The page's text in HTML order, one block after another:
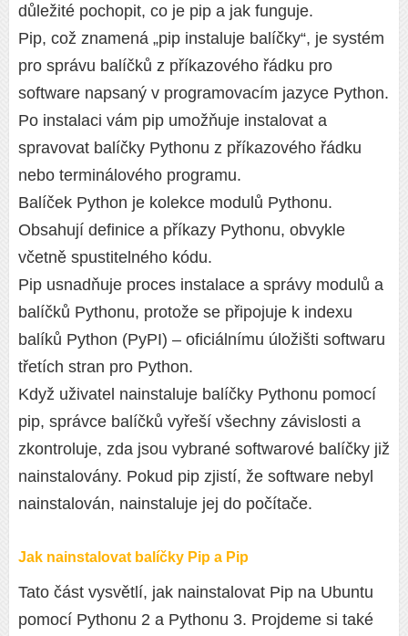
důležité pochopit, co je pip a jak funguje.
Pip, což znamená „pip instaluje balíčky“, je systém
pro správu balíčků z příkazového řádku pro
software napsaný v programovacím jazyce Python.
Po instalaci vám pip umožňuje instalovat a
spravovat balíčky Pythonu z příkazového řádku
nebo terminálového programu.
Balíček Python je kolekce modulů Pythonu.
Obsahují definice a příkazy Pythonu, obvykle
včetně spustitelného kódu.
Pip usnadňuje proces instalace a správy modulů a
balíčků Pythonu, protože se připojuje k indexu
balíků Python (PyPI) – oficiálnímu úložišti softwaru
třetích stran pro Python.
Když uživatel nainstaluje balíčky Pythonu pomocí
pip, správce balíčků vyřeší všechny závislosti a
zkontroluje, zda jsou vybrané softwarové balíčky již
nainstalovány. Pokud pip zjistí, že software nebyl
nainstalován, nainstaluje jej do počítače.
Jak nainstalovat balíčky Pip a Pip
Tato část vysvětlí, jak nainstalovat Pip na Ubuntu
pomocí Pythonu 2 a Pythonu 3. Projdeme si také